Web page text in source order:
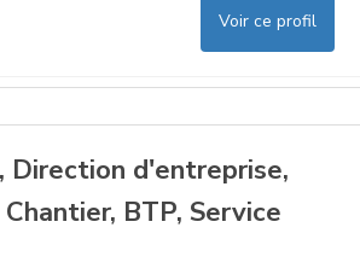
Voir ce profil
Direction d'entreprise,
BTP, Service